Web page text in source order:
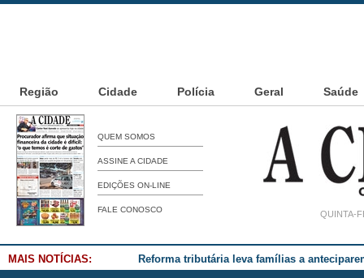
Região Cidade Polícia Geral Saúde
QUEM SOMOS
ASSINE A CIDADE
EDIÇÕES ON-LINE
FALE CONOSCO QUINTA-
MAIS NOTÍCIAS: Reforma tributária leva famílias a